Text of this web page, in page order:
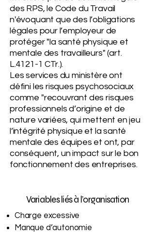
des RPS, le Code du Travail
n'évoquant que des l’obligations
légales pour l’employeur de
protéger "la santé physique et
mentale des travailleurs" (art.
L.4121-1 CTr.).
Les services du ministère ont
défini les risques psychosociaux
comme "recouvrant des risques
professionnels d’origine et de
nature variées, qui mettent en jeu
l’intégrité physique et la santé
mentale des équipes et ont, par
conséquent, un impact sur le bon
fonctionnement des entreprises.
Variables liés à l’organisation
Charge excessive
Manque d’autonomie